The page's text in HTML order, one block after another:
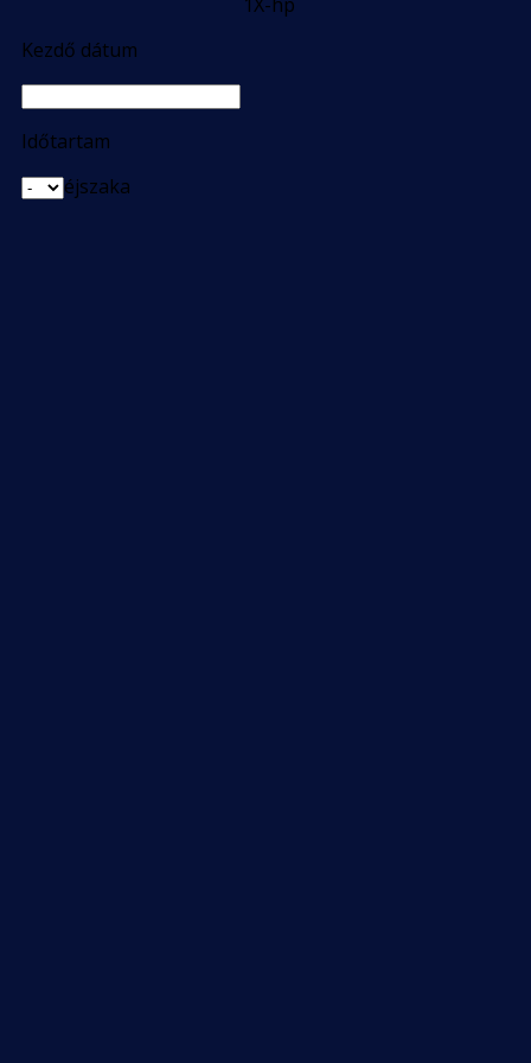
Kezdő dátum
Időtartam
éjszaka